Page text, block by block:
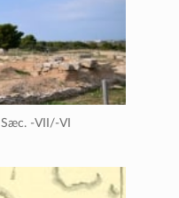
Sæc. -VII/-VI